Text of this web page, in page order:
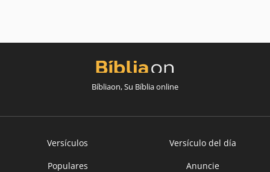
Bíbliaon, Su Bíblia online
Versículos
Versículo del día
Populares
Anuncie